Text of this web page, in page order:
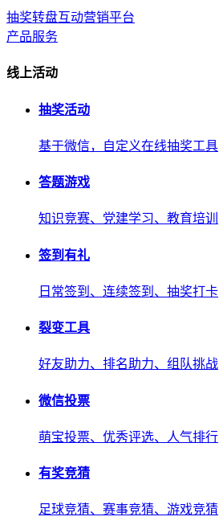
抽奖转盘互动营销平台
产品服务
线上活动
抽奖活动
基于微信，自定义在线抽奖工具
答题游戏
知识竞赛、党建学习、教育培训
签到有礼
日常签到、连续签到、抽奖打卡
裂变工具
好友助力、排名助力、组队挑战
微信投票
萌宝投票、优秀评选、人气排行
有奖竞猜
足球竞猜、赛事竞猜、游戏竞猜